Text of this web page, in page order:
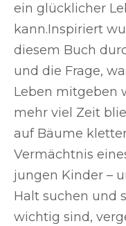
ein glücklicher
kann.Inspiriert
diesem Buch
und die Frage,
Leben mitgeben
mehr viel Zeit
auf Bäume
Vermächtnis
jungen Kinder –
Halt suchen und
wichtig sind,